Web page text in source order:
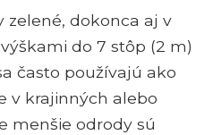
zelené, dokonca aj v
do 7 stôp (2 m)
často používajú ako
v krajinných alebo
menšie odrody sú